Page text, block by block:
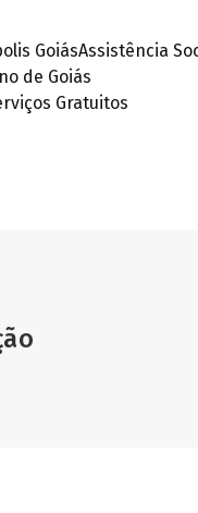
GoiásAssistência
de Goiás
Gratuitos